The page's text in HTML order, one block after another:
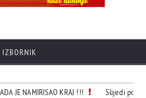
IZBORNIK
JE NAMIRISAO KRAJ !!! Slijedi porast